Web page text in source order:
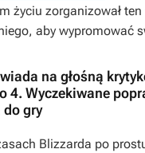
życiu zorganizował
aby wypromować
na głośną
4. Wyczekiwane
gry
Blizzarda po